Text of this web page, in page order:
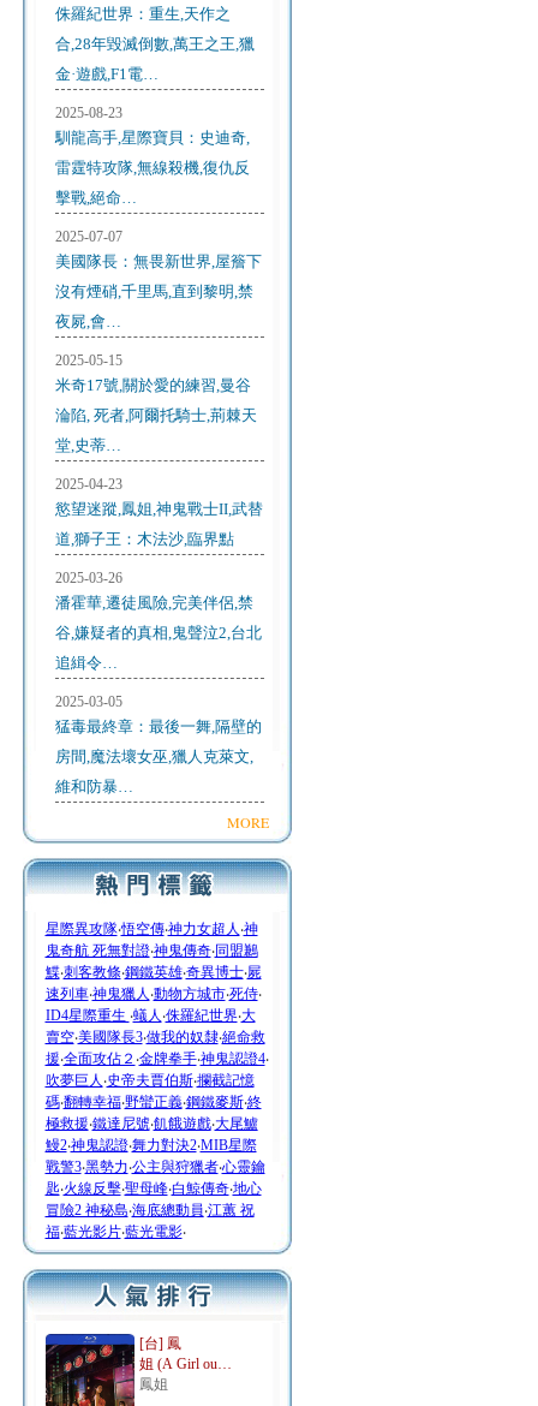
侏羅紀世界：重生,天作之
合,28年毀滅倒數,萬王之王,獵
金·遊戲,F1電…
2025-08-23
馴龍高手,星際寶貝：史迪奇,
雷霆特攻隊,無線殺機,復仇反
擊戰,絕命…
2025-07-07
美國隊長：無畏新世界,屋簷下
沒有煙硝,千里馬,直到黎明,禁
夜屍,會…
2025-05-15
米奇17號,關於愛的練習,曼谷
淪陷, 死者,阿爾托騎士,荊棘天
堂,史蒂…
2025-04-23
慾望迷蹤,鳳姐,神鬼戰士II,武替
道,獅子王：木法沙,臨界點
2025-03-26
潘霍華,遷徒風險,完美伴侶,禁
谷,嫌疑者的真相,鬼聲泣2,台北
追緝令…
2025-03-05
猛毒最終章：最後一舞,隔壁的
房間,魔法壞女巫,獵人克萊文,
維和防暴…
MORE
星際異攻隊‧悟空傳‧神力女超人 ‧神
鬼奇航 死無對證‧神鬼傳奇‧同盟鶼
鰈‧刺客教條‧鋼鐵英雄‧奇異博士‧屍
速列車‧神鬼獵人 ‧動物方城市‧死侍‧
ID4星際重生 ‧蟻人 ‧侏羅紀世界‧大
賣空‧美國隊長3‧做我的奴隸‧絕命救
援‧全面攻佔２ ‧金牌拳手‧神鬼認證4‧
吹夢巨人 ‧史帝夫賈伯斯‧攔截記憶
碼‧翻轉幸福‧野蠻正義‧鋼鐵麥斯‧終
極救援‧鐵達尼號‧飢餓遊戲‧大尾鱸
鰻2‧神鬼認證‧舞力對決2‧MIB星際
戰警3‧黑勢力‧公主與狩獵者‧心靈鑰
匙‧火線反擊‧聖母峰‧白鯨傳奇‧地心
冒險2 神秘島‧海底總動員‧江蕙 祝
福‧藍光影片‧藍光電影‧
[台] 鳳
姐 (A Girl ou…
鳳姐